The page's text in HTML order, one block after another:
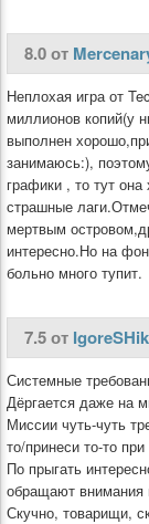
8.0 от
Неплохая игра от
миллионов копий(у
выполнен
занимаюсь:),
графики , то тут
страшные
мертвым
интересно.Но на
больно много тупит.
7.5 от IgoreSHik
Системные
Дёргается даже на
Миссии чуть-чуть
то/принеси то-то
По прыгать
обращают внимания
Скучно, товарищи,